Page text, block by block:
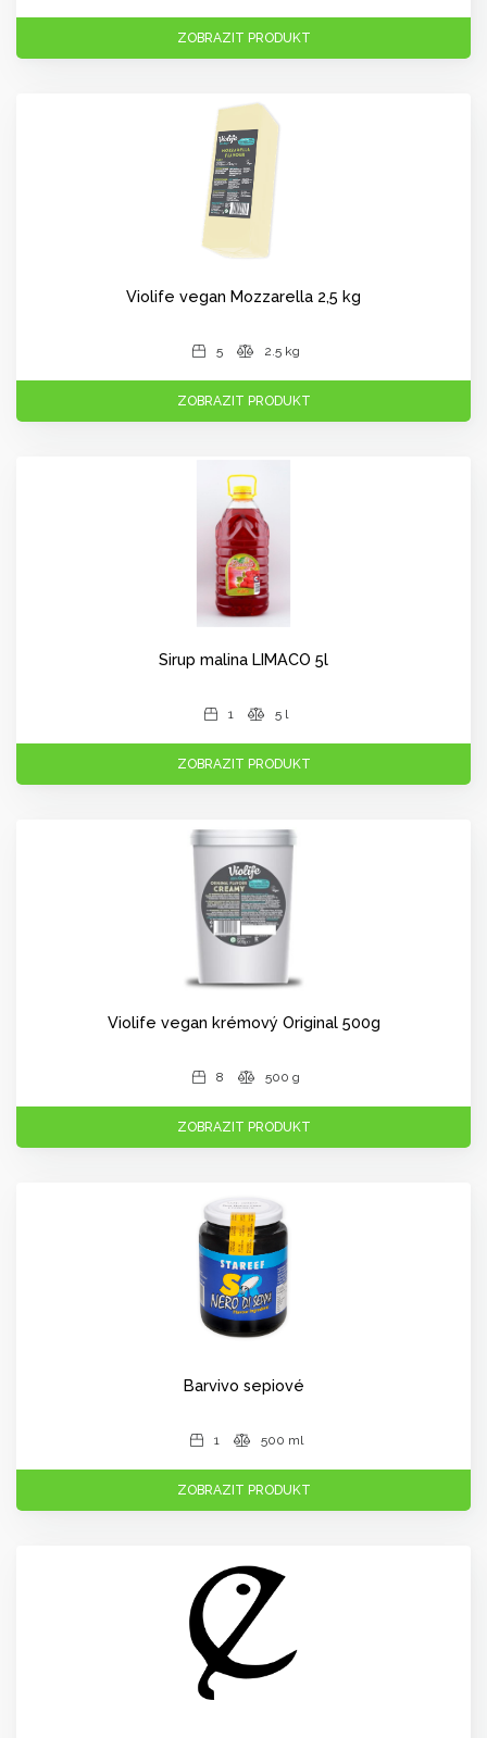
ZOBRAZIT PRODUKT
Violife vegan Mozzarella 2,5 kg
5 2.5 kg
ZOBRAZIT PRODUKT
Sirup malina LIMACO 5l
1 5 l
ZOBRAZIT PRODUKT
Violife vegan krémový Original 500g
8 500 g
ZOBRAZIT PRODUKT
Barvivo sepiové
1 500 ml
ZOBRAZIT PRODUKT